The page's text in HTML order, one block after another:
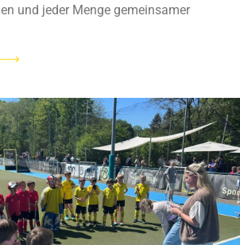
und jeder Menge gemeinsamer